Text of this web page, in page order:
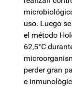
uso. Luego
el método
62,5°C
perder gran
e